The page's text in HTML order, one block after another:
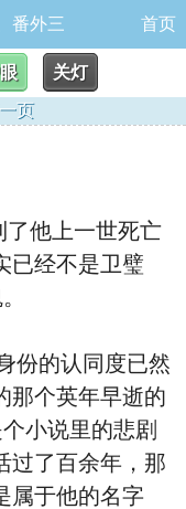
番外三 首页
关灯
页
他上一世死亡
已经不是卫璧
份的认同度已然
那个英年早逝的
小说里的悲剧
过了百余年，那
属于他的名字